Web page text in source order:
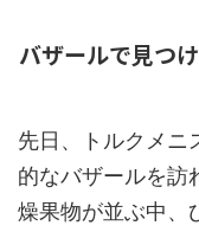
バザールで見つ
先日、トルクメニ
的なバザールを訪
燥果物が並ぶ中、